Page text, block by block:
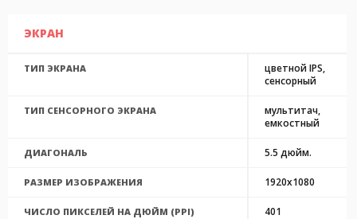
ЭКРАН
ТИП ЭКРАНА
цветной IPS,
сенсорный
ТИП СЕНСОРНОГО ЭКРАНА
мультитач,
емкостный
ДИАГОНАЛЬ 5.5 дюйм.
РАЗМЕР ИЗОБРАЖЕНИЯ 1920x1080
ЧИСЛО ПИКСЕЛЕЙ НА ДЮЙМ (PPI) 401